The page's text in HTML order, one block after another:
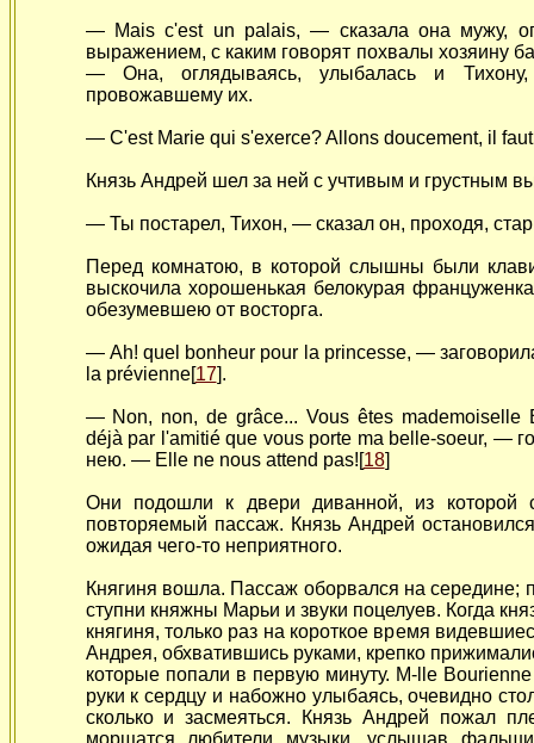
— Mais c'est un palais, — сказала она мужу,
выражением, с каким говорят похвалы хозяину
— Она, оглядываясь, улыбалась и
провожавшему их.
— C'est Marie qui s'exerce? Allons doucement, il
Князь Андрей шел за ней с учтивым и грустным
— Ты постарел, Тихон, — сказал он, проходя,
Перед комнатою, в которой слышны были
выскочила хорошенькая белокурая
обезумевшею от восторга.
— Ah! quel bonheur pour la princesse, —
la prévienne[17].
— Non, non, de grâce... Vous êtes mademoiselle
déjà par l'amitié que vous porte ma belle-soeur, —
нею. — Elle ne nous attend pas![18]
Они подошли к двери диванной, из которой
повторяемый пассаж. Князь Андрей
ожидая чего-то неприятного.
Княгиня вошла. Пассаж оборвался на середине;
ступни княжны Марьи и звуки поцелуев. Когда
княгиня, только раз на короткое время
Андрея, обхватившись руками, крепко
которые попали в первую минуту. M-lle
руки к сердцу и набожно улыбаясь, очевидно
сколько и засмеяться. Князь Андрей пожал